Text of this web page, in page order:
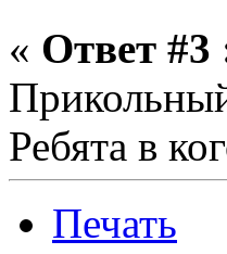
« Ответ #3
Ребята в
Печать